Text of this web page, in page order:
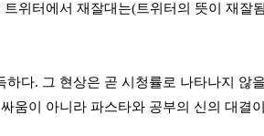
위터에서 재잘대는(트위터의 뜻이 재잘
다. 그 현상은 곧 시청률로 나타나지 않
움이 아니라 파스타와 공부의 신의 대결